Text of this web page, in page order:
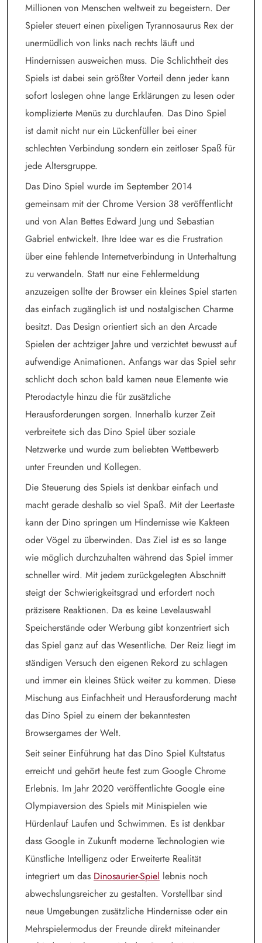
Millionen von Menschen weltweit zu begeistern. Der
Spieler steuert einen pixeligen Tyrannosaurus Rex der
unermüdlich von links nach rechts läuft und
Hindernissen ausweichen muss. Die Schlichtheit des
Spiels ist dabei sein größter Vorteil denn jeder kann
sofort loslegen ohne lange Erklärungen zu lesen oder
komplizierte Menüs zu durchlaufen. Das Dino Spiel
ist damit nicht nur ein Lückenfüller bei einer
schlechten Verbindung sondern ein zeitloser Spaß für
jede Altersgruppe.
Das Dino Spiel wurde im September 2014
gemeinsam mit der Chrome Version 38 veröffentlicht
und von Alan Bettes Edward Jung und Sebastian
Gabriel entwickelt. Ihre Idee war es die Frustration
über eine fehlende Internetverbindung in Unterhaltung
zu verwandeln. Statt nur eine Fehlermeldung
anzuzeigen sollte der Browser ein kleines Spiel starten
das einfach zugänglich ist und nostalgischen Charme
besitzt. Das Design orientiert sich an den Arcade
Spielen der achtziger Jahre und verzichtet bewusst auf
aufwendige Animationen. Anfangs war das Spiel sehr
schlicht doch schon bald kamen neue Elemente wie
Pterodactyle hinzu die für zusätzliche
Herausforderungen sorgen. Innerhalb kurzer Zeit
verbreitete sich das Dino Spiel über soziale
Netzwerke und wurde zum beliebten Wettbewerb
unter Freunden und Kollegen.
Die Steuerung des Spiels ist denkbar einfach und
macht gerade deshalb so viel Spaß. Mit der Leertaste
kann der Dino springen um Hindernisse wie Kakteen
oder Vögel zu überwinden. Das Ziel ist es so lange
wie möglich durchzuhalten während das Spiel immer
schneller wird. Mit jedem zurückgelegten Abschnitt
steigt der Schwierigkeitsgrad und erfordert noch
präzisere Reaktionen. Da es keine Levelauswahl
Speicherstände oder Werbung gibt konzentriert sich
das Spiel ganz auf das Wesentliche. Der Reiz liegt im
ständigen Versuch den eigenen Rekord zu schlagen
und immer ein kleines Stück weiter zu kommen. Diese
Mischung aus Einfachheit und Herausforderung macht
das Dino Spiel zu einem der bekanntesten
Browsergames der Welt.
Seit seiner Einführung hat das Dino Spiel Kultstatus
erreicht und gehört heute fest zum Google Chrome
Erlebnis. Im Jahr 2020 veröffentlichte Google eine
Olympiaversion des Spiels mit Minispielen wie
Hürdenlauf Laufen und Schwimmen. Es ist denkbar
dass Google in Zukunft moderne Technologien wie
Künstliche Intelligenz oder Erweiterte Realität
integriert um das Dinosaurier-Spiel lebnis noch
abwechslungsreicher zu gestalten. Vorstellbar sind
neue Umgebungen zusätzliche Hindernisse oder ein
Mehrspielermodus der Freunde direkt miteinander